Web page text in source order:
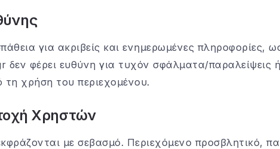
για ακριβείς και ενημερωμένες πληροφορίες,
δεν φέρει ευθύνη για τυχόν σφάλματα/παραλείψεις
χρήση του περιεχομένου.
Χρηστών
με σεβασμό. Περιεχόμενο προσβλητικό,